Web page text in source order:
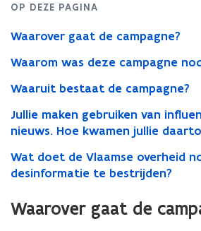
OP DEZE PAGINA
Waarover gaat de campagne?
Waarom was deze campagne
Waaruit bestaat de campagne?
Jullie maken gebruiken van
nieuws. Hoe kwamen jullie
Wat doet de Vlaamse overheid
desinformatie te bestrijden?
Waarover gaat de